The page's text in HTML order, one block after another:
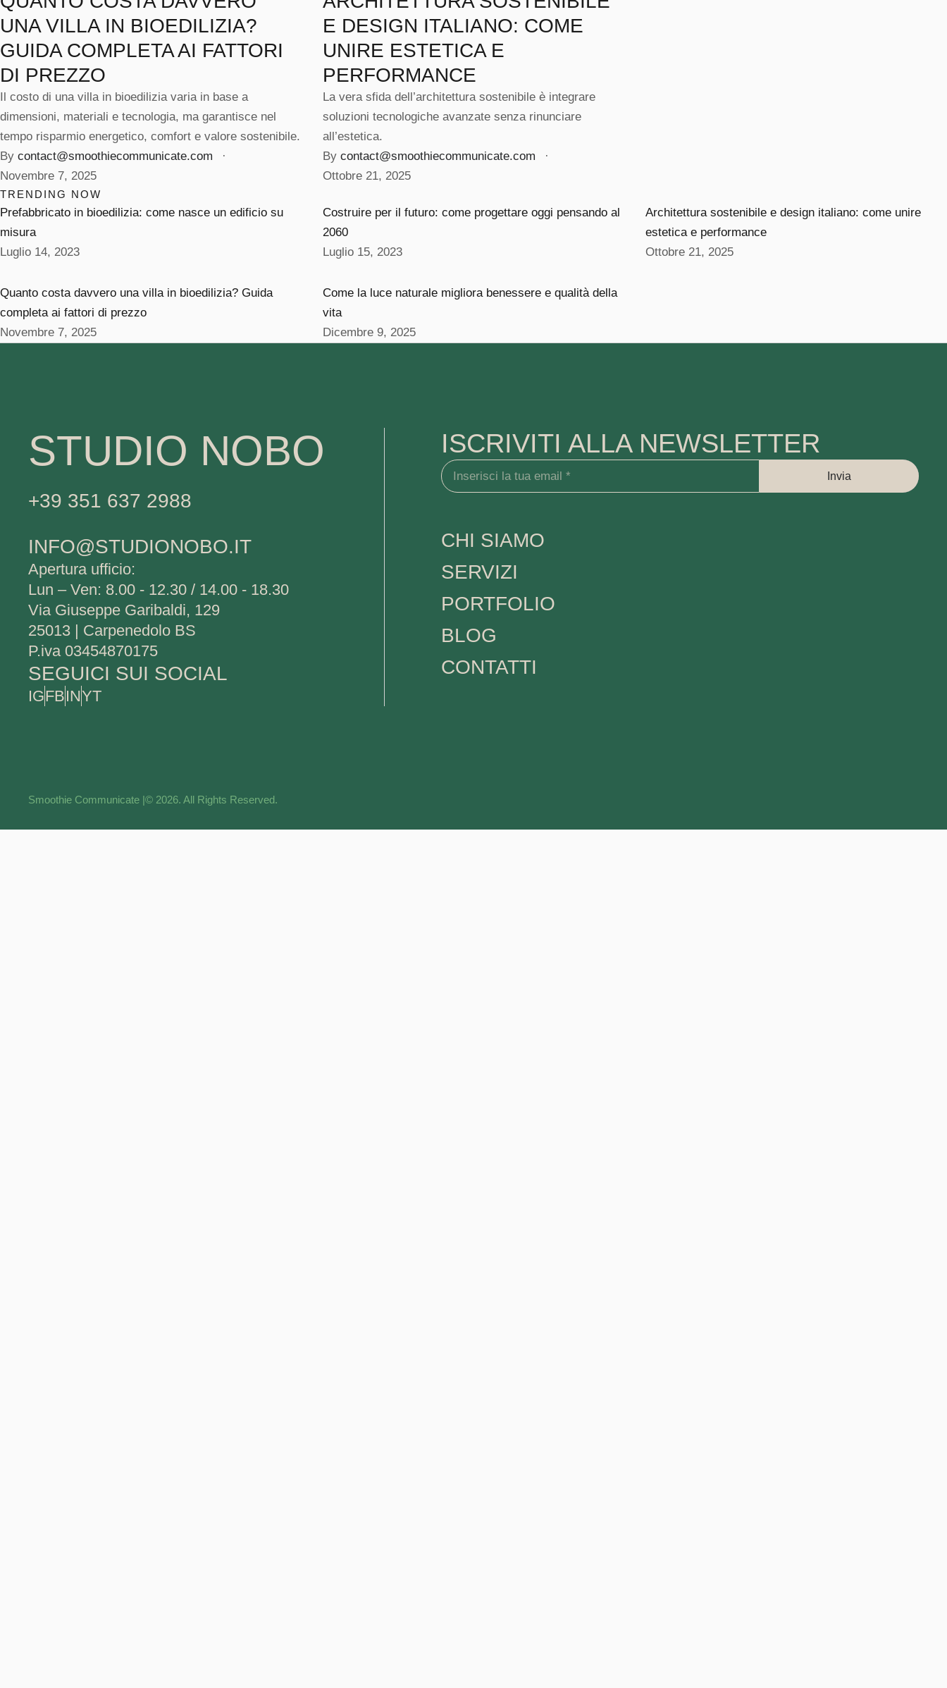
UNA VILLA IN BIOEDILIZIA?
GUIDA COMPLETA AI FATTORI
DI PREZZO
Il costo di una villa in bioedilizia varia in base a
dimensioni, materiali e tecnologia, ma garantisce nel
tempo risparmio energetico, comfort e valore sostenibile.
By contact@smoothiecommunicate.com
·
Novembre 7, 2025
E DESIGN ITALIANO: COME
UNIRE ESTETICA E
PERFORMANCE
La vera sfida dell’architettura sostenibile è integrare
soluzioni tecnologiche avanzate senza rinunciare
all’estetica.
By contact@smoothiecommunicate.com
·
Ottobre 21, 2025
TRENDING NOW
Prefabbricato in bioedilizia: come nasce un edificio su
misura
Luglio 14, 2023
Costruire per il futuro: come progettare oggi pensando al
2060
Luglio 15, 2023
Architettura sostenibile e design italiano: come unire
estetica e performance
Ottobre 21, 2025
Quanto costa davvero una villa in bioedilizia? Guida
completa ai fattori di prezzo
Novembre 7, 2025
Come la luce naturale migliora benessere e qualità della
vita
Dicembre 9, 2025
STUDIO NOBO
+39 351 637 2988
INFO@STUDIONOBO.IT
Apertura ufficio:
Lun – Ven: 8.00 - 12.30 / 14.00 - 18.30
Via Giuseppe Garibaldi, 129
25013 | Carpenedolo BS
P.iva 03454870175
SEGUICI SUI SOCIAL
IGFBINYT
ISCRIVITI ALLA NEWSLETTER
Invia
CHI SIAMO
SERVIZI
PORTFOLIO
BLOG
CONTATTI
Smoothie Communicate |© 2026. All Rights Reserved.